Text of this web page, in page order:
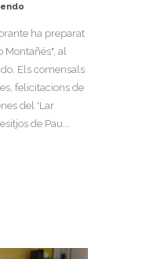
ha preparat
al
Els comensals
felicitacions de
del 'Lar
de Pau...